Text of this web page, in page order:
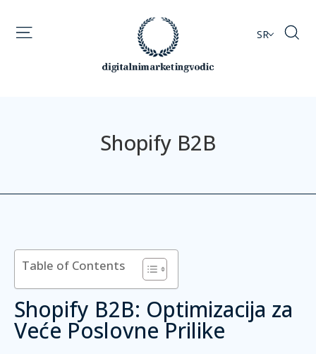
SR
Shopify B2B
Table of Contents
Shopify B2B: Optimizacija za
Veće Poslovne Prilike